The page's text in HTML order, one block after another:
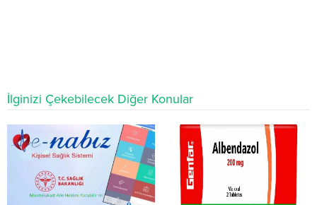
İlginizi Çekebilecek Diğer Konular